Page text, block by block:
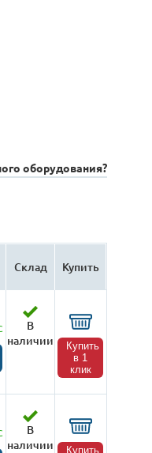
оборудования?
Склад Купить
В
наличии
Купить
в 1
клик
В
наличии
Купить